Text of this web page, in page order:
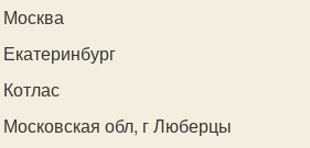
Москва
обл, г Люберцы